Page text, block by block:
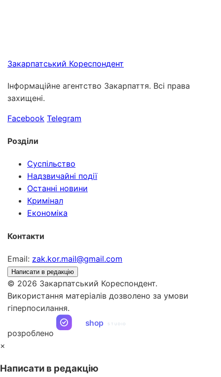
Закарпатський Кореспондент
Інформаційне агентство Закарпаття. Всі права
захищені.
Facebook Telegram
Розділи
Суспільство
Надзвичайні події
Останні новини
Кримінал
Економіка
Контакти
Email: zak.kor.mail@gmail.com
Написати в редакцію
© 2026 Закарпатський Кореспондент.
Використання матеріалів дозволено за умови
гіперпосилання.
розроблено
shop STUDIO
×
Написати в редакцію